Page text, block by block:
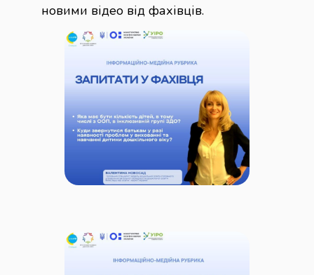
новими відео від фахівців.